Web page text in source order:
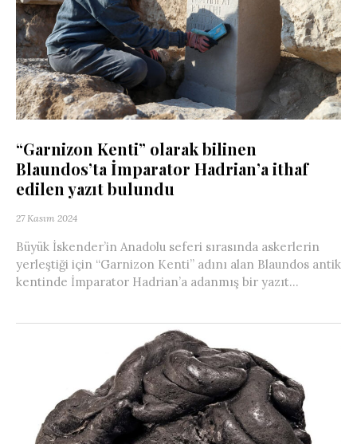
“Garnizon Kenti” olarak bilinen
Blaundos’ta İmparator Hadrian’a ithaf
edilen yazıt bulundu
27 Kasım 2024
Büyük İskender’in Anadolu seferi sırasında askerlerin
yerleştiği için “Garnizon Kenti” adını alan Blaundos antik
kentinde İmparator Hadrian’a adanmış bir yazıt...